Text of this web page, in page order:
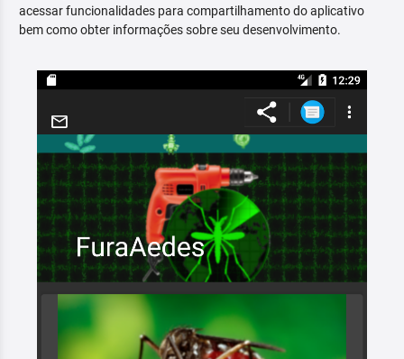
acessar funcionalidades para compartilhamento do aplicativo
bem como obter informações sobre seu desenvolvimento.